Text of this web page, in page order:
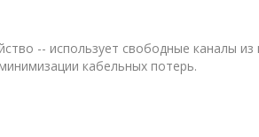
-- использует свободные каналы
кабельных потерь.